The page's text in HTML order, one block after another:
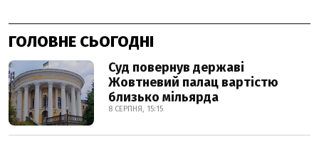
ГОЛОВНЕ СЬОГОДНІ
Суд повернув державі
Жовтневий палац вартістю
близько мільярда
8 СЕРПНЯ, 15:15